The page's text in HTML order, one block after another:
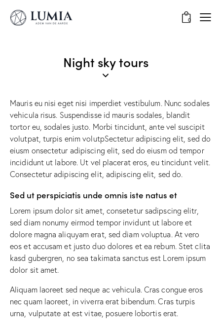
0
Night sky tours
Mauris eu nisi eget nisi imperdiet vestibulum. Nunc sodales
vehicula risus. Suspendisse id mauris sodales, blandit
tortor eu, sodales justo. Morbi tincidunt, ante vel suscipit
volutpat, turpis enim volutpSectetur adipiscing elit, sed do
eiusm onsectetur adipiscing elit, sed do eiusm od tempor
incididunt ut labore. Ut vel placerat eros, eu tincidunt velit.
Consectetur adipiscing elit, adipiscing elit, sed do.
Sed ut perspiciatis unde omnis iste natus et
Lorem ipsum dolor sit amet, consetetur sadipscing elitr,
sed diam nonumy eirmod tempor invidunt ut labore et
dolore magna aliquyam erat, sed diam voluptua. At vero
eos et accusam et justo duo dolores et ea rebum. Stet clita
kasd gubergren, no sea takimata sanctus est Lorem ipsum
dolor sit amet.
Aliquam laoreet sed neque ac vehicula. Cras congue eros
nec quam laoreet, in viverra erat bibendum. Cras turpis
urna, vulputate at est vitae, posuere lobortis erat.